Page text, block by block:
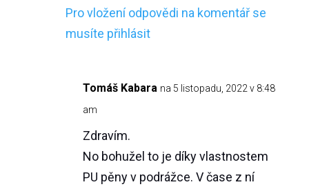
Pro vložení odpovědi na komentář se
musíte přihlásit
Tomáš Kabara na 5 listopadu, 2022 v 8:48
am
Zdravím.
No bohužel to je díky vlastnostem
PU pěny v podrážce. V čase z ní